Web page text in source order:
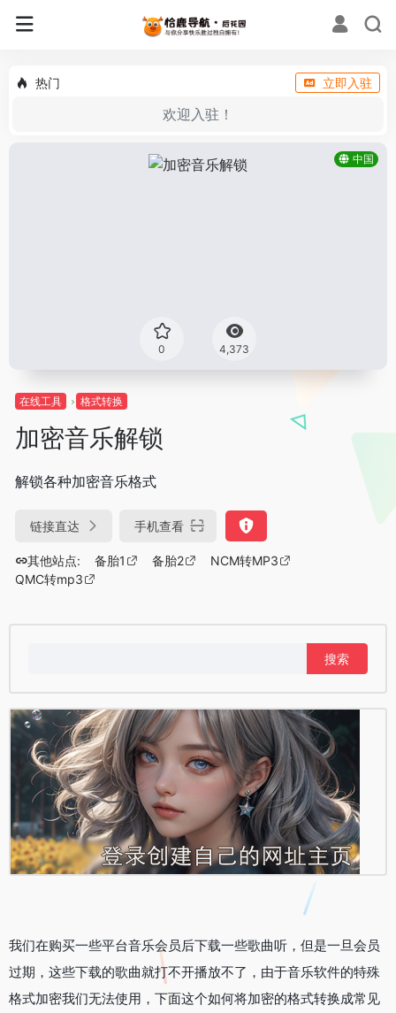
热门 立即入驻
欢迎入驻！
中国
0 4,373
在线工具 格式转换
加密音乐解锁
解锁各种加密音乐格式
链接直达 手机查看
其他站点: 备胎1 备胎2
NCM转MP3
QMC转mp3
我们在购买一些平台音乐会员后下载一些歌曲听，但是一旦会员
过期，这些下载的歌曲就打不开播放不了，由于音乐软件的特殊
格式加密我们无法使用，下面这个如何将加密的格式转换成常见